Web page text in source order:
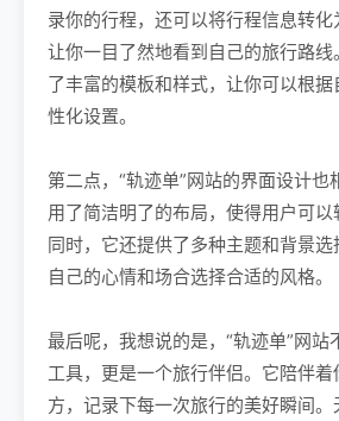
录你的行程，还可以将行程信息转化
让你一目了然地看到自己的旅行路
了丰富的模板和样式，让你可以根
性化设置。
第二点，“轨迹单”网站的界面设计也
用了简洁明了的布局，使得用户可以
同时，它还提供了多种主题和背景
自己的心情和场合选择合适的风格。
最后呢，我想说的是，“轨迹单”网站
工具，更是一个旅行伴侣。它陪伴
方，记录下每一次旅行的美好瞬间